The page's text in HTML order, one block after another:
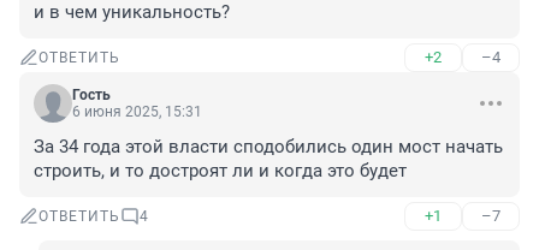
и в чем уникальность?
ОТВЕТИТЬ +2 –4
Гость
6 июня 2025, 15:31
За 34 года этой власти сподобились один мост начать
строить, и то достроят ли и когда это будет
ОТВЕТИТЬ 4 +1 –7